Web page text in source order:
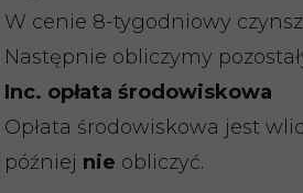
W cenie 8-tygodniowy
Następnie obliczymy
Inc. opłata środowiskowa
Opłata środowiskowa jest
później nie obliczyć.